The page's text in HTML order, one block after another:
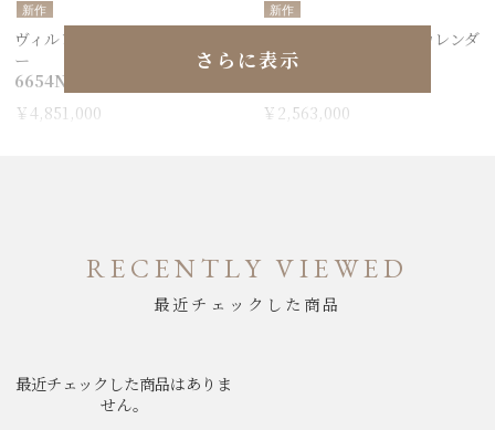
新作
ヴィルレ コンプリートカレンダ
ー
6654N 3646 55B
￥4,851,000
新作
ヴィルレ コンプリートカレンダ
ー
￥2,563,000
さらに表示
RECENTLY VIEWED
最近チェックした商品
最近チェックした商品はありま
せん。